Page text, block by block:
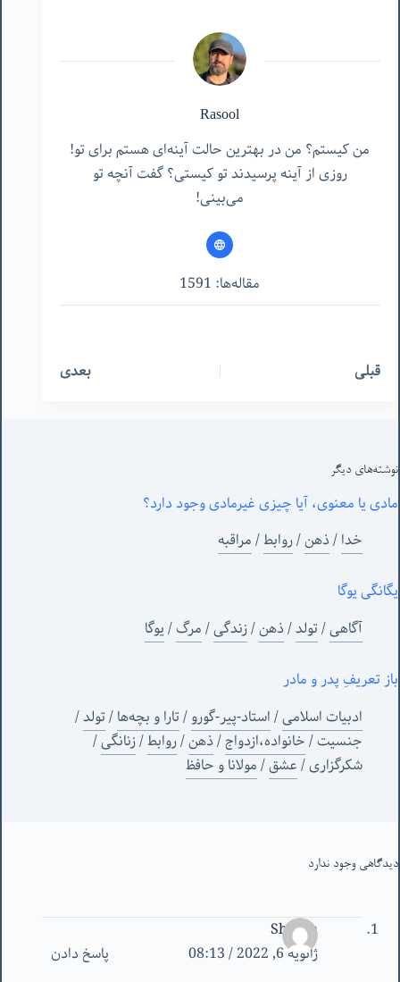
Rasool
من کیستم؟ من در بهترین حالت آینه‌ای هستم برای تو!
روزی از آینه پرسیدند تو کیستی؟ گفت آنچه تو
می‌بینی!
مقاله‌ها: 1591
قبلی بعدی
نوشته‌های‌ دیگر
مادی یا معنوی، آیا چیزی غیرمادی وجود دارد؟
خدا/ذهن/روابط/مراقبه
یگانگی یوگا
آگاهی/تولد/ذهن/زندگی/مرگ/یوگا
باز تعریفِ پدر و مادر
ادبیات اسلامی/استاد-پیر-گورو/تارا و بچه‌ها/تولد/
جنسیت/خانواده،ازدواج/ذهن/روابط/زنانگی/
شکرگزاری/عشق/مولانا و حافظ
دیدگاهی وجود ندارد
Shideh
ژانویه 6, 2022 / 08:13
پاسخ دادن